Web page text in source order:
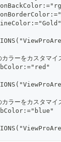
ーをカスタマイ
ーをカスタマイ